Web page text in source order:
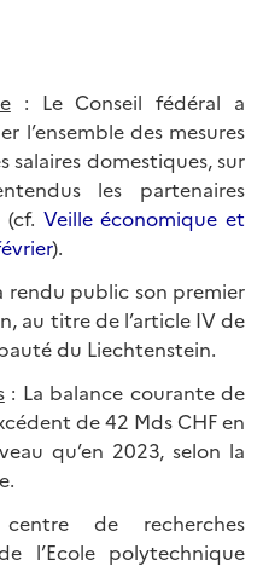
: Le Conseil fédéral a
l’ensemble des mesures
salaires domestiques, sur
les partenaires
Veille économique et
).
rendu public son premier
au titre de l’article IV de
du Liechtenstein.
: La balance courante de
de 42 Mds CHF en
qu’en 2023, selon la
de recherches
l’Ecole polytechnique